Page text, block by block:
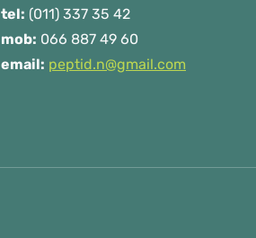
tel: (011) 337 35 42
mob: 066 887 49 60
email: peptid.n@gmail.com